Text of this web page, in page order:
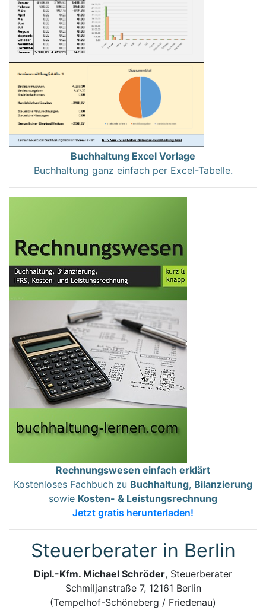
Buchhaltung Excel Vorlage
Buchhaltung ganz einfach per Excel-Tabelle.
Rechnungswesen einfach erklärt
Kostenloses Fachbuch zu Buchhaltung, Bilanzierung
sowie Kosten- & Leistungsrechnung
Jetzt gratis herunterladen!
Steuerberater in Berlin
Dipl.-Kfm. Michael Schröder, Steuerberater
Schmiljanstraße 7, 12161 Berlin
(Tempelhof-Schöneberg / Friedenau)